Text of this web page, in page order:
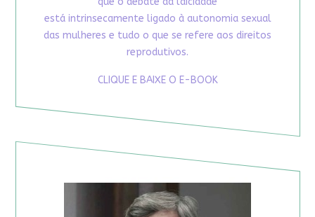
está intrinsecamente ligado à autonomia sexual
das mulheres e tudo o que se refere aos direitos
reprodutivos.
CLIQUE E BAIXE O E-BOOK